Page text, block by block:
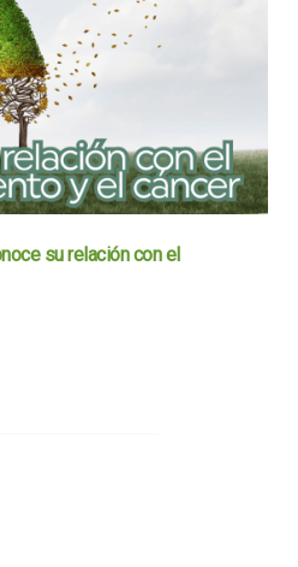
su relación con el